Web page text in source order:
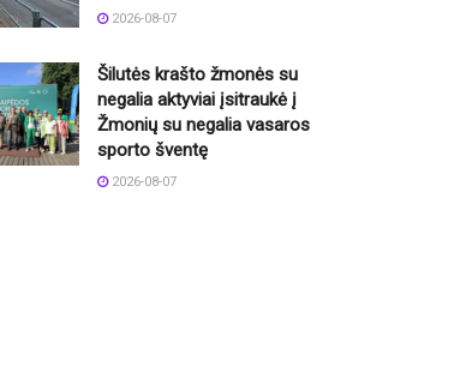
2026-08-07
Šilutės krašto žmonės su
negalia aktyviai įsitraukė į
Žmonių su negalia vasaros
sporto šventę
2026-08-07